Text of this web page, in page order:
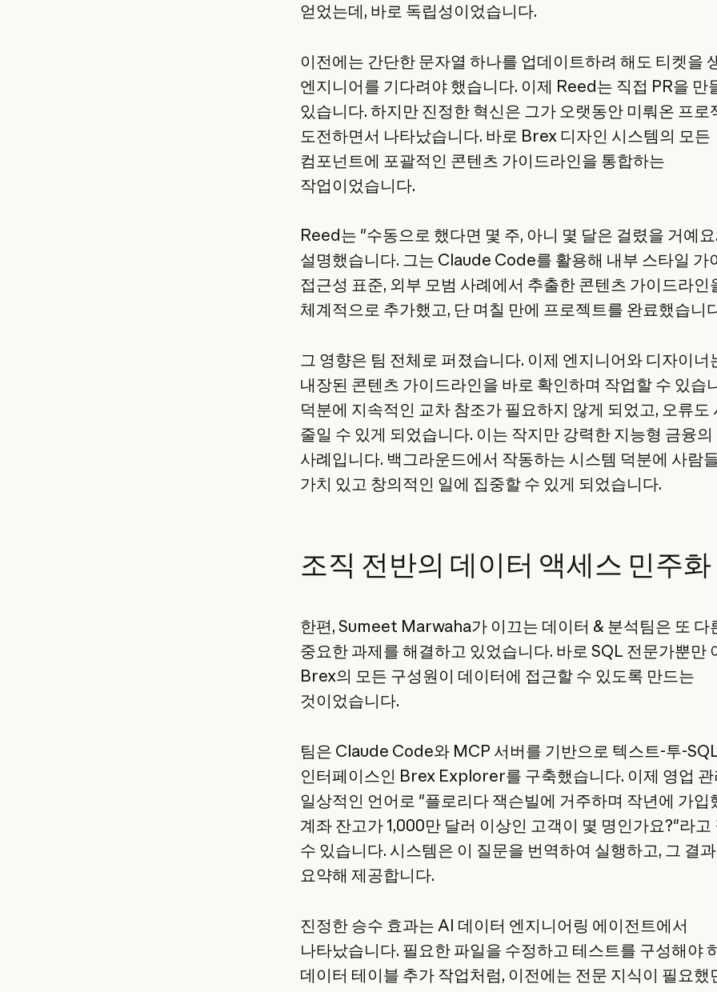
얻었는데, 바로 독립성이었습니다.
이전에는 간단한 문자열 하나를 업데이트하려 해도 티켓을
엔지니어를 기다려야 했습니다. 이제 Reed는 직접 PR을 만
있습니다. 하지만 진정한 혁신은 그가 오랫동안 미뤄온 프로
도전하면서 나타났습니다. 바로 Brex 디자인 시스템의 모든
컴포넌트에 포괄적인 콘텐츠 가이드라인을 통합하는
작업이었습니다.
Reed는 "수동으로 했다면 몇 주, 아니 몇 달은 걸렸을 거예
설명했습니다. 그는 Claude Code를 활용해 내부 스타일 가
접근성 표준, 외부 모범 사례에서 추출한 콘텐츠 가이드라인
체계적으로 추가했고, 단 며칠 만에 프로젝트를 완료했습니
그 영향은 팀 전체로 퍼졌습니다. 이제 엔지니어와 디자이너
내장된 콘텐츠 가이드라인을 바로 확인하며 작업할 수 있습
덕분에 지속적인 교차 참조가 필요하지 않게 되었고, 오류도
줄일 수 있게 되었습니다. 이는 작지만 강력한 지능형 금융의
사례입니다. 백그라운드에서 작동하는 시스템 덕분에 사람
가치 있고 창의적인 일에 집중할 수 있게 되었습니다.
조직 전반의 데이터 액세스 민주화
한편, Sumeet Marwaha가 이끄는 데이터 & 분석팀은 또 다
중요한 과제를 해결하고 있었습니다. 바로 SQL 전문가뿐만
Brex의 모든 구성원이 데이터에 접근할 수 있도록 만드는
것이었습니다.
팀은 Claude Code와 MCP 서버를 기반으로 텍스트-투-
인터페이스인 Brex Explorer를 구축했습니다. 이제 영업
일상적인 언어로 "플로리다 잭슨빌에 거주하며 작년에 가입
계좌 잔고가 1,000만 달러 이상인 고객이 몇 명인가요?"라고
수 있습니다. 시스템은 이 질문을 번역하여 실행하고, 그 결
요약해 제공합니다.
진정한 승수 효과는 AI 데이터 엔지니어링 에이전트에서
나타났습니다. 필요한 파일을 수정하고 테스트를 구성해야
데이터 테이블 추가 작업처럼, 이전에는 전문 지식이 필요했